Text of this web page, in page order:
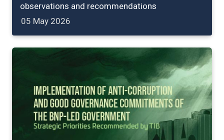
observations and recommendations
05 May 2026